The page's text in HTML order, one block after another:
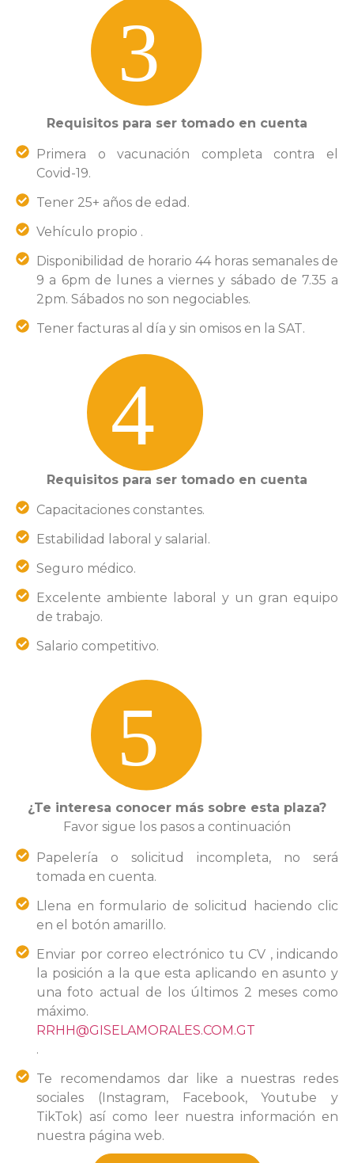
Requisitos para ser tomado en cuenta
Primera o vacunación completa contra el
Covid-19.
Tener 25+ años de edad.
Vehículo propio .
Disponibilidad de horario 44 horas semanales de
9 a 6pm de lunes a viernes y sábado de 7.35 a
2pm. Sábados no son negociables.
Tener facturas al día y sin omisos en la SAT.
Requisitos para ser tomado en cuenta
Capacitaciones constantes.
Estabilidad laboral y salarial.
Seguro médico.
Excelente ambiente laboral y un gran equipo
de trabajo.
Salario competitivo.
¿Te interesa conocer más sobre esta plaza?
Favor sigue los pasos a continuación
Papelería o solicitud incompleta, no será
tomada en cuenta.
Llena en formulario de solicitud haciendo clic
en el botón amarillo.
Enviar por correo electrónico tu CV , indicando
la posición a la que esta aplicando en asunto y
una foto actual de los últimos 2 meses como
máximo.
RRHH@GISELAMORALES.COM.GT
.
Te recomendamos dar like a nuestras redes
sociales (Instagram, Facebook, Youtube y
TikTok) así como leer nuestra información en
nuestra página web.